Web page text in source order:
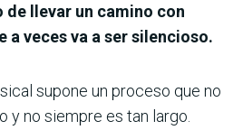
llevar un camino con
a veces va a ser silencioso.
supone un proceso que no
y no siempre es tan largo.